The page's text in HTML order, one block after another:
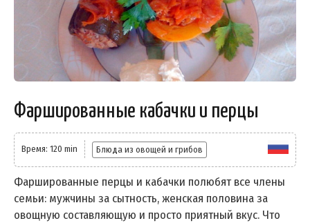
Фаршированные кабачки и перцы
Время: 120 min Блюда из овощей и грибов
Фаршированные перцы и кабачки полюбят все члены
семьи: мужчины за сытность, женская половина за
овощную составляющую и просто приятный вкус. Что